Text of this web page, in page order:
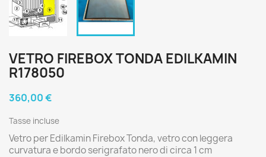
VETRO FIREBOX TONDA EDILKAMIN
R178050
360,00 €
Tasse incluse
Vetro per Edilkamin Firebox Tonda, vetro con leggera
curvatura e bordo serigrafato nero di circa 1 cm